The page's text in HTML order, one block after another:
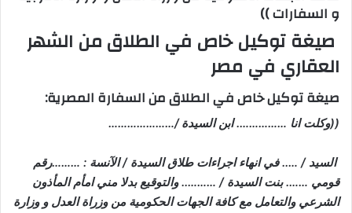
و السفارات ))
صيغة توكيل خاص في الطلاق من الشهر
العقاري في مصر
صيغة توكيل خاص في الطلاق من السفارة المصرية:
((وكلت انا ……………. ابن السيدة /…………………
السيد / ….. في انهاء اجراءات طلاق السيدة / الآنسة : ………رقم
قومي ……. بنت السيدة / ……….. والتوقيع بدلا مني امأم المأذون
الشرعي والتعامل مع كافة الجهات الحكومية من وزراة العدل و وزارة